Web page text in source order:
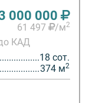
000 000
61 497 /м2
КАД
18 сот.
374 м2